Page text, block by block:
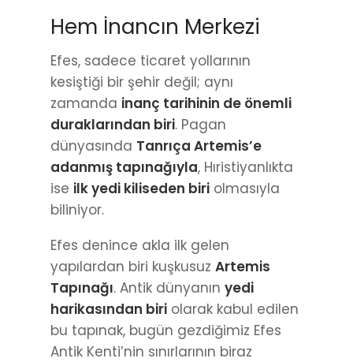
Hem İnancın Merkezi
Efes, sadece ticaret yollarının
kesiştiği bir şehir değil; aynı
zamanda inanç tarihinin de önemli
duraklarından biri. Pagan
dünyasında Tanrıça Artemis’e
adanmış tapınağıyla, Hıristiyanlıkta
ise ilk yedi kiliseden biri olmasıyla
biliniyor.
Efes denince akla ilk gelen
yapılardan biri kuşkusuz Artemis
Tapınağı. Antik dünyanın yedi
harikasından biri olarak kabul edilen
bu tapınak, bugün gezdiğimiz Efes
Antik Kenti’nin sınırlarının biraz